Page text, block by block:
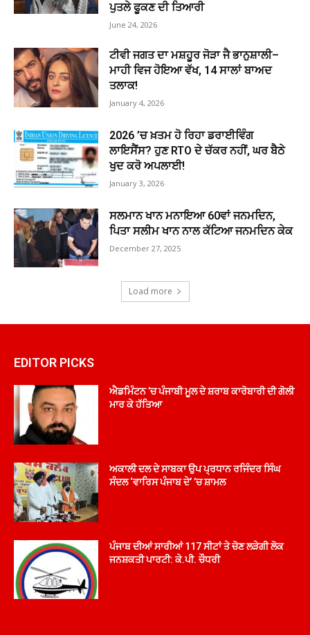
ਪੁਤਲੇ ਫੂਕਣ ਦੀ ਤਿਆਰੀ
June 24, 2026
ਟੀਵੀ ਜਗਤ ਦਾ ਮਸ਼ਹੂਰ ਜੋੜਾ ਜੈ ਭਾਨੁਸ਼ਾਲੀ–
ਮਾਹੀ ਵਿਜ ਹੋਇਆ ਵੱਖ, 14 ਸਾਲਾਂ ਬਾਅਦ
ਤਲਾਕ!
January 4, 2026
2026 ’ਚ ਖ਼ਤਮ ਹੋ ਰਿਹਾ ਡਰਾਈਵਿੰਗ
ਲਾਇਸੈਂਸ? ਹੁਣ RTO ਦੇ ਚੱਕਰ ਨਹੀਂ, ਘਰ ਬੈਠੇ
ਖੁਦ ਕਰੋ ਅਪਲਾਈ!
January 3, 2026
ਸਲਮਾਨ ਖਾਨ ਮਨਾਇਆ 60ਵਾਂ ਜਨਮਦਿਨ,
ਪਿਤਾ ਸਲੀਮ ਖਾਨ ਨਾਲ ਕੱਟਿਆ ਜਨਮਦਿਨ ਕੇਕ
December 27, 2025
Load more
EDITOR PICKS
ਐਡਮਿੰਟਨ ’ਚ ਪੰਜਾਬੀ ਮੂਲ ਦੇ ਸ਼ਰਾਬ ਕਾਰੋਬਾਰੀ ਦੀ ਗੋਲੀ
ਮਾਰ ਕੇ ਹੱਤਿਆ
ਅਕਾਲੀ ਦਲ ਦੇ ਸਾਬਕਾ ਉਪ ਪ੍ਰਧਾਨ ਰਜਿੰਦਰ ਸਿੰਘ
ਸੰਦਲ ‘ਵਾਰਿਸ ਪੰਜਾਬ ਦੇ’ ’ਚ ਸ਼ਾਮਲ
ਪੰਜਾਬ ਦੀਆਂ ਸਾਰੀਆਂ 117 ਸੀਟਾਂ ਤੇ ਚੋਣ ਲੜੇਗੀ ਲੋਕ
ਜਨਸ਼ਕਤੀ ਪਾਰਟੀ: ਕੇ.ਪੀ. ਚੌਧਰੀ